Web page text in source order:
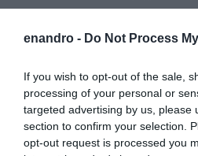
enandro - Do Not Process
If you wish to opt-out of the sale,
processing of your personal or
targeted advertising by us, please
section to confirm your selection.
opt-out request is processed you
ΟΡΜΟΣ ΚΟΡΘΙΟΥ: Όταν η
ΠΡΟΣΟΧΗ: Πολύ υψηλός
Κυκλάδες
ΧΩΡΟΤΑΞΙΚΟ ΓΙΑ ΤΟΝ
ικανότητα στο επίκεντρο